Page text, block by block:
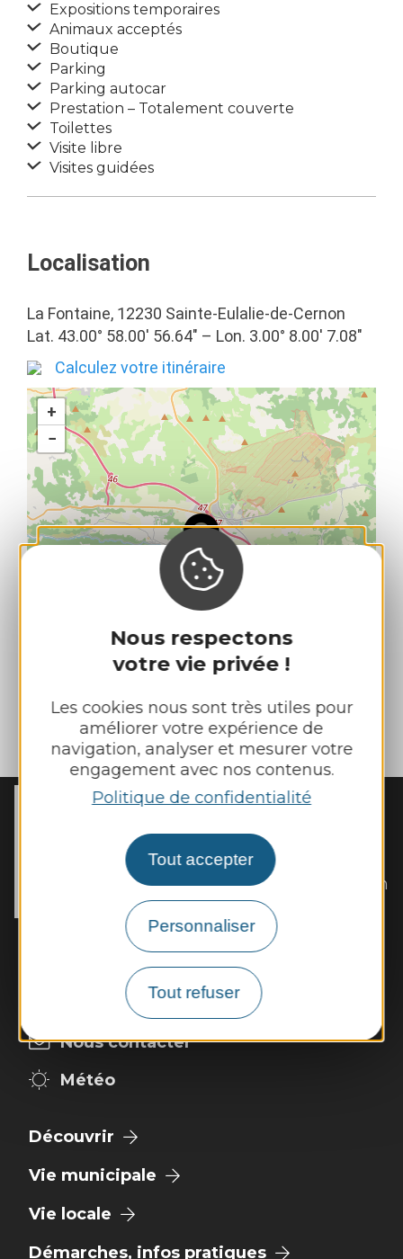
Nous respectons
votre vie privée !
Les cookies nous sont très utiles pour
améliorer votre expérience de
navigation, analyser et mesurer votre
engagement avec nos contenus.
Politique de confidentialité
Tout accepter
Personnaliser
Tout refuser
Expositions temporaires
Animaux acceptés
Boutique
Parking
Parking autocar
Prestation – Totalement couverte
Toilettes
Visite libre
Visites guidées
Localisation
La Fontaine, 12230 Sainte-Eulalie-de-Cernon
Lat. 43.00° 58.00′ 56.64″ – Lon. 3.00° 8.00′ 7.08″
Calculez votre itinéraire
+
−
| Map data ©
DE-CERNON
5, rue de la Mairie
12230 Sainte-Eulalie-de-Cernon
Tél. :05 65 62 72 99
Horaires d'ouverture :
Les lundis et jeudis de 10h à 12h et de 14h
Nous contacter
Météo
Découvrir
Vie municipale
Vie locale
Démarches, infos pratiques